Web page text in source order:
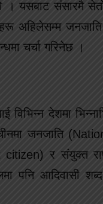
। यसबाट संसारमै
अहिलेसम्म
चर्चा गरिनेछ ।
विभिन्न देशमा
जनजाति
citizen) र संयुक्त
आदिवासी शब्द